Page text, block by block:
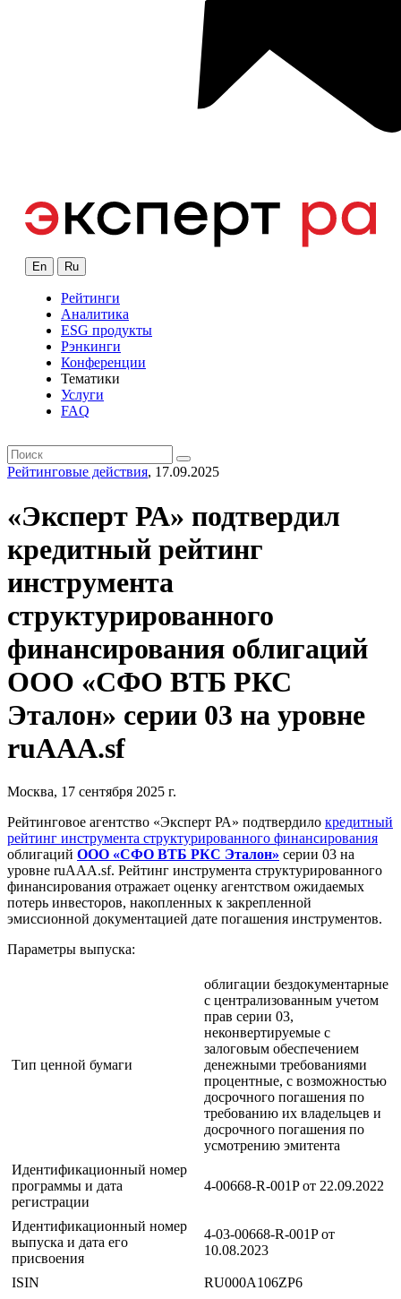
En Ru
Рейтинги
Аналитика
ESG продукты
Рэнкинги
Конференции
Тематики
Услуги
FAQ
Рейтинговые действия, 17.09.2025
«Эксперт РА» подтвердил
кредитный рейтинг
инструмента
структурированного
финансирования облигаций
ООО «СФО ВТБ РКС
Эталон» серии 03 на уровне
ruAAA.sf
Москва, 17 сентября 2025 г.
Рейтинговое агентство «Эксперт РА» подтвердило кредитный
рейтинг инструмента структурированного финансирования
облигаций ООО «СФО ВТБ РКС Эталон» серии 03 на
уровне ruAAA.sf. Рейтинг инструмента структурированного
финансирования отражает оценку агентством ожидаемых
потерь инвесторов, накопленных к закрепленной
эмиссионной документацией дате погашения инструментов.
Параметры выпуска:
Тип ценной бумаги
облигации бездокументарные
с централизованным учетом
прав серии 03,
неконвертируемые с
залоговым обеспечением
денежными требованиями
процентные, с возможностью
досрочного погашения по
требованию их владельцев и
досрочного погашения по
усмотрению эмитента
Идентификационный номер
программы и дата
регистрации
4-00668-R-001P от 22.09.2022
Идентификационный номер
выпуска и дата его
присвоения
4-03-00668-R-001P от
10.08.2023
ISIN RU000A106ZP6